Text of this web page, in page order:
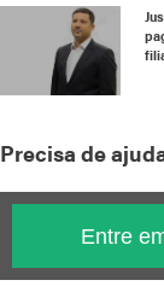
Precisa de
Entre